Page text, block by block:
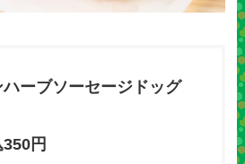
ーブソーセージドッグ
円